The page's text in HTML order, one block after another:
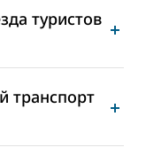
туристов
транспорт